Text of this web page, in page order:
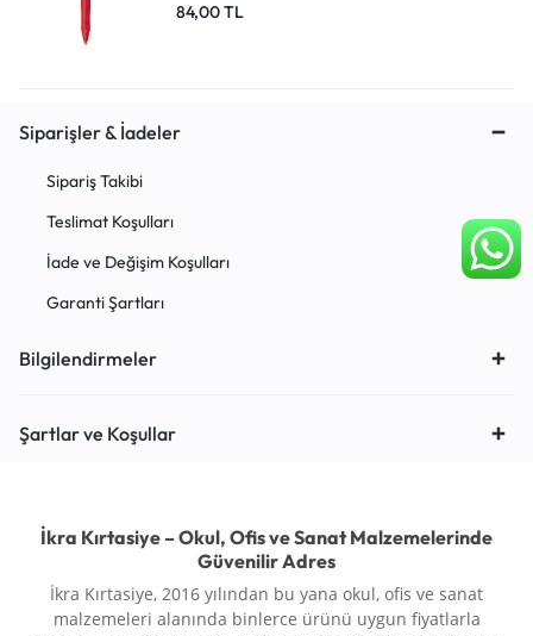
84,00TL
Siparişler & İadeler
Sipariş Takibi
Teslimat Koşulları
İade ve Değişim Koşulları
Garanti Şartları
Bilgilendirmeler
Şartlar ve Koşullar
İkra Kırtasiye – Okul, Ofis ve Sanat Malzemelerinde
Güvenilir Adres
İkra Kırtasiye, 2016 yılından bu yana okul, ofis ve sanat
malzemeleri alanında binlerce ürünü uygun fiyatlarla